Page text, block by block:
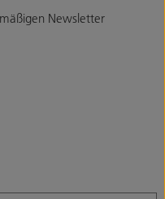
Newsletter